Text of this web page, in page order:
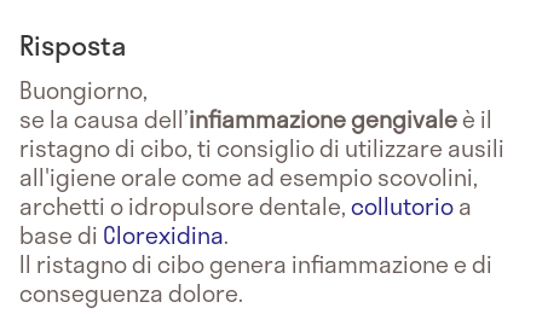
Risposta
Buongiorno,
se la causa dell’infiammazione gengivaleè il
ristagno di cibo, ti consiglio di utilizzare ausili
all'igiene orale come ad esempio scovolini,
archetti o idropulsore dentale,collutorioa
base di Clorexidina.
Il ristagno di cibo genera infiammazione e di
conseguenza dolore.